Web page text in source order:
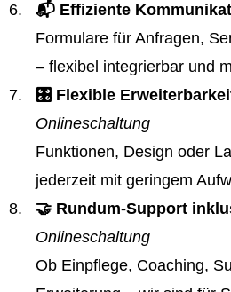
📬 Effiziente
Formulare für Anfragen,
– flexibel integrierbar und
🎛️ Flexible
Onlineschaltung
Funktionen, Design oder
jederzeit mit geringem
🤝 Rundum-Support
Onlineschaltung
Ob Einpflege, Coaching,